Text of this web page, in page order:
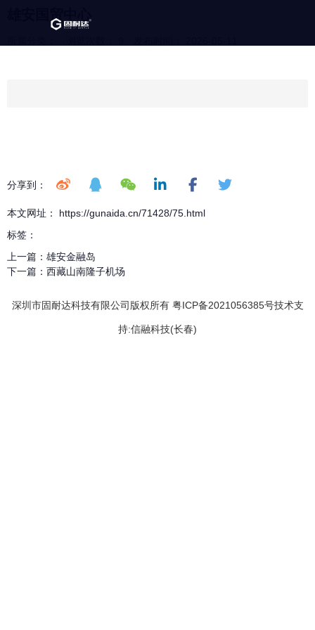
雄安国贸中心
分享到：
本文网址： https://gunaida.cn/71428/75.html
标签：
上一篇： 雄安金融岛
下一篇： 西藏山南隆子机场
深圳市固耐达科技有限公司版权所有 粤ICP备2021056385号技术支
持:信融科技(长春)